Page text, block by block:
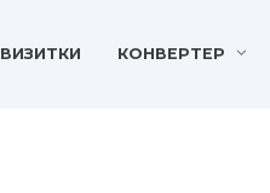
ВИЗИТКИ КОНВЕРТЕР